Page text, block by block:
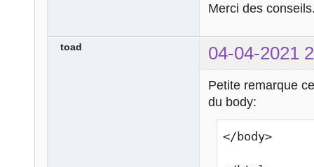
Merci des
toad 04-04-2021
Petite remarque
du body:
</body>